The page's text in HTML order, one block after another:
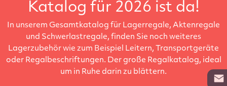
Katalog für 2026 ist da!
In unserem Gesamtkatalog für Lagerregale, Aktenregale
und Schwerlastregale, finden Sie noch weiteres
Lagerzubehör wie zum Beispiel Leitern, Transportgeräte
oder Regalbeschriftungen. Der große Regalkatalog, ideal
um in Ruhe darin zu blättern.